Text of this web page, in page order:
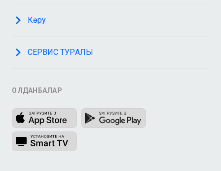
Көру
СЕРВИС ТУРАЛЫ
ҚОЛДАНБАЛАР